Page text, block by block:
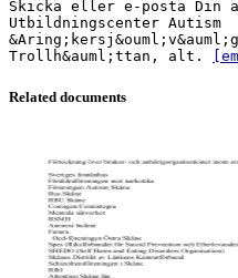
Skicka eller e-posta Din
Utbildningscenter Autism
Trollh&auml;ttan, alt.
Related documents